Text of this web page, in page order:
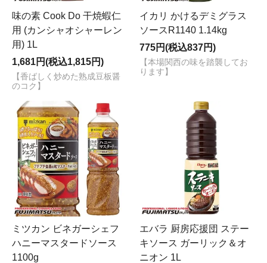
味の素 Cook Do 干焼蝦仁
用 (カンシャオシャーレン
用) 1L
1,681円(税込1,815円)
【香ばしく炒めた熟成豆板醤
のコク】
イカリ かけるデミグラス
ソースR1140 1.14kg
775円(税込837円)
【本場関西の味を踏襲してお
ります】
ミツカン ビネガーシェフ
ハニーマスタードソース
1100g
エバラ 厨房応援団 ステー
キソース ガーリック＆オ
ニオン 1L